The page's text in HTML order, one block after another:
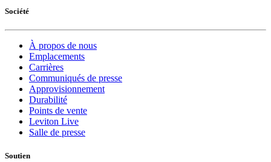
Société
À propos de nous
Emplacements
Carrières
Communiqués de presse
Approvisionnement
Durabilité
Points de vente
Leviton Live
Salle de presse
Soutien